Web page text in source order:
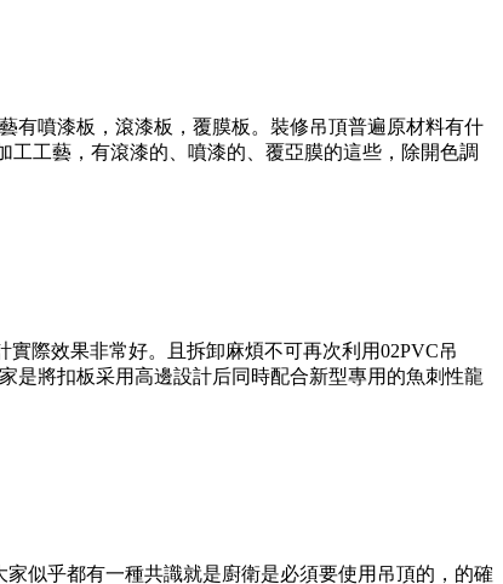
有噴漆板，滾漆板，覆膜板。裝修吊頂普遍原材料有什
工藝，有滾漆的、噴漆的、覆亞膜的這些，除開色調
際效果非常好。且拆卸麻煩不可再次利用02PVC吊
是將扣板采用高邊設計后同時配合新型專用的魚刺性龍
似乎都有一種共識就是廚衛是必須要使用吊頂的，的確